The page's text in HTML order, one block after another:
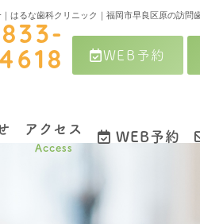
はるな歯科クリニック｜福岡市早良区原の訪問
WEB予約
アクセス
Access
WEB予約